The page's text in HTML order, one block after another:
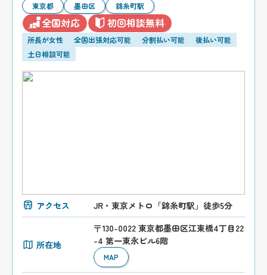
東京都 墨田区 錦糸町駅
全国対応 初回相談無料
所長が女性 全国出張対応可能 分割払い可能
後払い可能
土日相談可能
アクセス JR・東京メトロ「錦糸町駅」徒歩5分
所在地
〒130-0022 東京都墨田区江東橋4丁目22
-4 第一東永ビル6階
MAP